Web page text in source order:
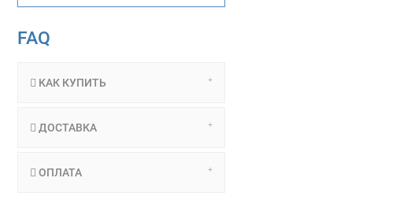
FAQ
КАК КУПИТЬ
ДОСТАВКА
ОПЛАТА